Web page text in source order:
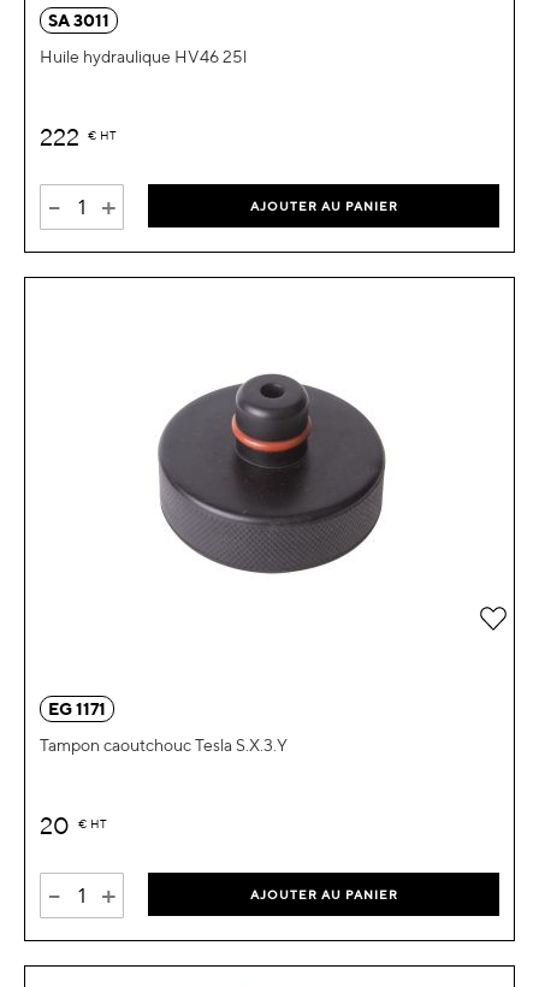
SA 3011
Huile hydraulique HV46 25l
222 € HT
- + AJOUTER AU PANIER
EG 1171
Tampon caoutchouc Tesla S.X.3.Y
20 € HT
- + AJOUTER AU PANIER